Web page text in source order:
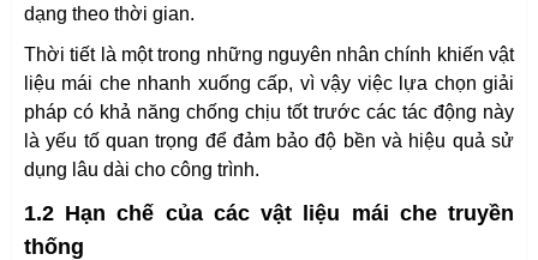
dạng theo thời gian.
Thời tiết là một trong những nguyên nhân chính khiến vật
liệu mái che nhanh xuống cấp, vì vậy việc lựa chọn giải
pháp có khả năng chống chịu tốt trước các tác động này
là yếu tố quan trọng để đảm bảo độ bền và hiệu quả sử
dụng lâu dài cho công trình.
1.2 Hạn chế của các vật liệu mái che truyền
thống